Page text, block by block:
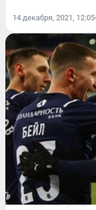
14 декабря, 2021, 12:05